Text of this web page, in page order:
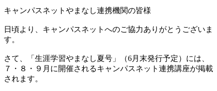
キャンパスネットやまなし連携機関の皆様
日頃より、キャンパスネットへのご協力ありがとうございま
す。
さて、「生涯学習やまなし夏号」（6月末発行予定）には、
７・８・９月に開催されるキャンパスネット連携講座が掲載
されます。